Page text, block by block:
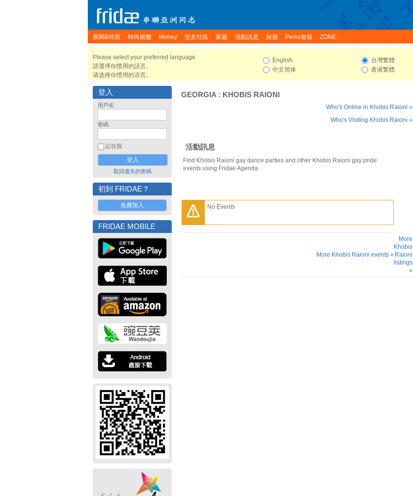
新聞&特寫 時尚娛樂 Money 交友社區 家族 活動訊息 旅遊 Perks會籍 ZONE:
Please select your preferred language.
請選擇你慣用的語言。
请选择你惯用的语言。
English
中文简体
台灣繁體
香港繁體
登入
用戶名
密碼
記住我
取回遺失的密碼
初到 FRIDAE？
免費加入
FRIDAE MOBILE
GEORGIA : KHOBIS RAIONI
Who's Online in Khobis Raioni »
Who's Visiting Khobis Raioni »
活動訊息
Find Khobis Raioni gay dance parties and other Khobis Raioni gay pride
events using Fridae Agenda.
No Events
More Khobis Raioni events »
More
Khobis
Raioni
listings
»